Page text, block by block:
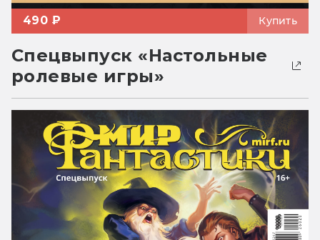
490 ₽ Купить
Спецвыпуск «Настольные
ролевые игры»